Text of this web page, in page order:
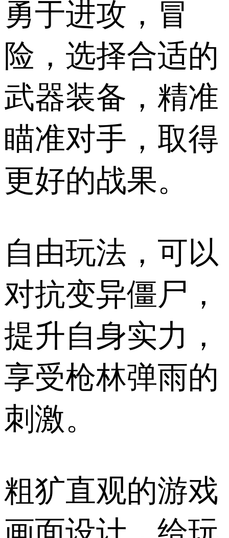
勇于进攻，冒
险，选择合适的
武器装备，精准
瞄准对手，取得
更好的战果。
自由玩法，可以
对抗变异僵尸，
提升自身实力，
享受枪林弹雨的
刺激。
粗犷直观的游戏